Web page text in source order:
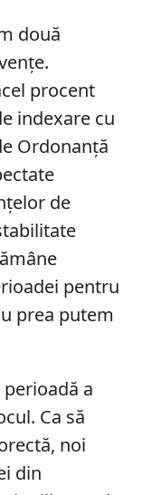
două
procent
indexare cu
Ordonanţă
de
pentru
prea putem
a
Ca să
noi
din